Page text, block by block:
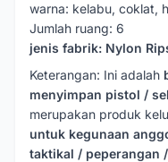
warna: kelabu, coklat,
Jumlah ruang: 6
jenis fabrik: Nylon
Keterangan: Ini adalah
menyimpan pistol /
merupakan produk
untuk kegunaan
taktikal / peperangan